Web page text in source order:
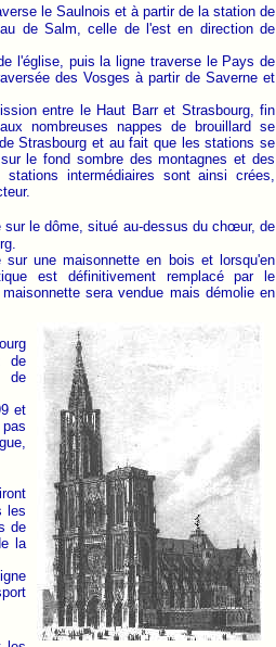
le Saulnois et à partir de la station de
de Salm, celle de l'est en direction de
l'église, puis la ligne traverse le Pays de
des Vosges à partir de Saverne et
entre le Haut Barr et Strasbourg, fin
nombreuses nappes de brouillard se
Strasbourg et au fait que les stations se
le fond sombre des montagnes et des
stations intermédiaires sont ainsi crées,
le dôme, situé au-dessus du chœur, de
sur une maisonnette en bois et lorsqu'en
est définitivement remplacé par le
sera vendue mais démolie en
de
de
et
les
de
la